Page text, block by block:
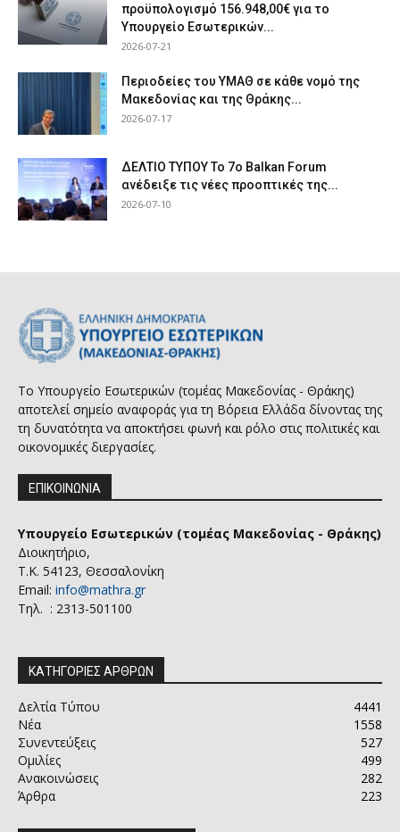
προϋπολογισμό 156.948,00€ για το
Υπουργείο Εσωτερικών...
2026-07-21
Περιοδείες του ΥΜΑΘ σε κάθε νομό της
Μακεδονίας και της Θράκης...
2026-07-17
ΔΕΛΤΙΟ ΤΥΠΟΥ Το 7ο Balkan Forum
ανέδειξε τις νέες προοπτικές της...
2026-07-10
Το Υπουργείο Εσωτερικών (τομέας Μακεδονίας - Θράκης)
αποτελεί σημείο αναφοράς για τη Βόρεια Ελλάδα δίνοντας της
τη δυνατότητα να αποκτήσει φωνή και ρόλο στις πολιτικές και
οικονομικές διεργασίες.
ΕΠΙΚΟΙΝΩΝΙΑ
Υπουργείο Εσωτερικών (τομέας Μακεδονίας - Θράκης)
Διοικητήριο,
Τ.Κ. 54123, Θεσσαλονίκη
Email: info@mathra.gr
Τηλ. : 2313-501100
ΚΑΤΗΓΟΡΙΕΣ ΑΡΘΡΩΝ
Δελτία Τύπου
4441
Νέα
1558
Συνεντεύξεις
527
Ομιλίες
499
Ανακοινώσεις
282
Άρθρα
223